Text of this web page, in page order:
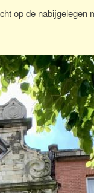
op de nabijgelegen